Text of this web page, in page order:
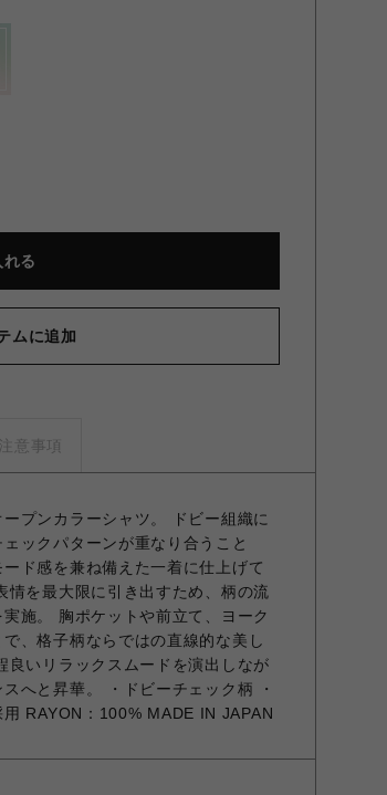
る
ムに追加
注意事項
プンカラーシャツ。 ドビー組織に
ックパターンが重なり合うこと
ド感を兼ね備えた一着に仕上げて
情を最大限に引き出すため、柄の流
施。 胸ポケットや前立て、ヨーク
、格子柄ならではの直線的な美し
良いリラックスムードを演出しなが
へと昇華。 ・ドビーチェック柄 ・
RAYON：100% MADE IN JAPAN